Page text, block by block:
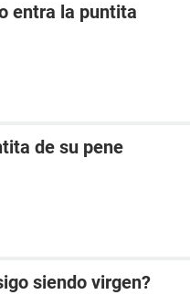
entra la puntita
de su pene
siendo virgen?